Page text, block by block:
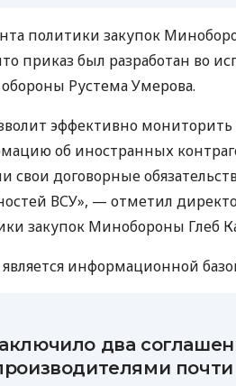
политики закупок
приказ был разработан во
Рустема Умерова.
эффективно мониторить
об иностранных
свои договорные
ВСУ», — отметил
закупок Минобороны Глеб
информационной
два
почти